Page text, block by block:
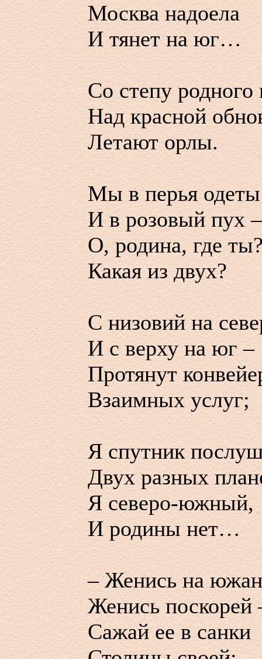
Москва надоела
И тянет на юг…
Со степу
Над красной
Летают орлы.
Мы в перья одеты
И в розовый пух –
О, родина, где
Какая из двух?
С низовий на
И с верху на юг –
Протянут
Взаимных услуг;
Я спутник
Двух разных
Я северо-южный,
И родины нет…
– Женись на
Женись поскорей
Сажай ее в санки